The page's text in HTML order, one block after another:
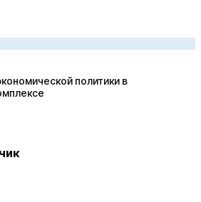
политики в